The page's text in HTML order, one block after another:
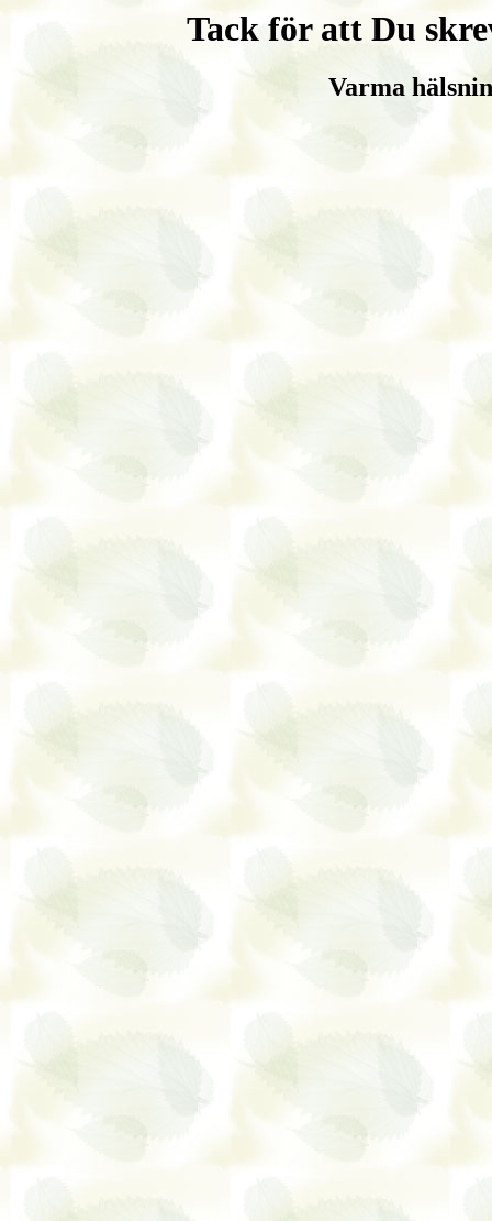
Tack för att Du
Varma